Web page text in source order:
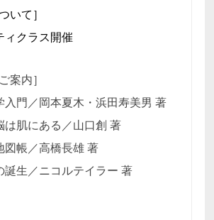
いて］
ィクラス開催
案内］
入門／岡本夏木・浜田寿美男 著
は肌にある／山口創 著
図帳／高橋長雄 著
誕生／ニコルテイラー 著